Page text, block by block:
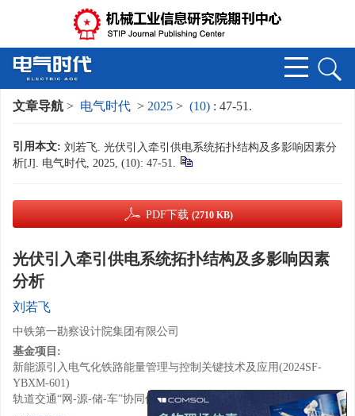
文章导航 > 电气时代 > 2025 > (10) : 47-51.
引用本文: 刘若飞. 光伏引入牵引供电系统拓扑结构及多影响因素分
析[J]. 电气时代, 2025, (10): 47-51.
PDF下载 (2710 KB)
光伏引入牵引供电系统拓扑结构及多影响因素
分析
刘若飞
中铁第一勘察设计院集团有限公司
基金项目:
新能源引入电气化铁路能量管理与控制关键技术及应用(2024SF-
YBXM-601)
轨道交通“网-源-储-车”协同供能技术(2021YFB2601500)
x